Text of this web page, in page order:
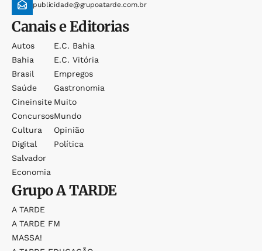
publicidade@grupoatarde.com.br
Canais e Editorias
Autos
Bahia
Brasil
Saúde
Cineinsite
Concursos
Cultura
Digital
Salvador
Economia
E.c. Bahia
E.c. Vitória
Empregos
Gastronomia
Muito
Mundo
Opinião
Política
GrupoA TARDE
A TARDE
A TARDE FM
MASSA!